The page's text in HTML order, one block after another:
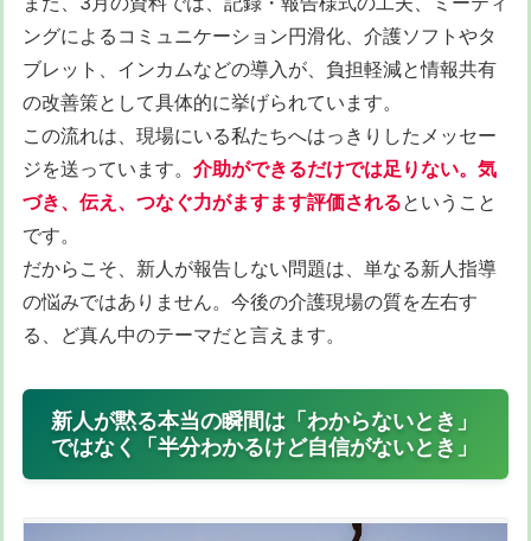
ングによるコミュニケーション円滑化、介護ソフトやタ
ブレット、インカムなどの導入が、負担軽減と情報共有
の改善策として具体的に挙げられています。
この流れは、現場にいる私たちへはっきりしたメッセー
ジを送っています。 介助ができるだけでは足りない。気
づき、伝え、つなぐ力がますます評価されるということ
です。
だからこそ、新人が報告しない問題は、単なる新人指導
の悩みではありません。今後の介護現場の質を左右す
る、ど真ん中のテーマだと言えます。
新人が黙る本当の瞬間は「わからないとき」
ではなく「半分わかるけど自信がないとき」